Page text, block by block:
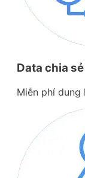
Data chia
Miễn phí dung